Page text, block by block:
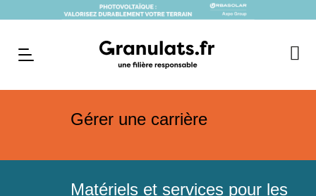
Gérer une carrière
Matériels et services pour les